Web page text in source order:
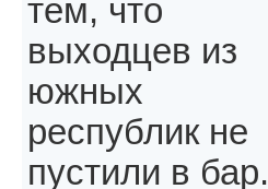
тем, что
выходцев из
южных
республик не
пустили в бар.